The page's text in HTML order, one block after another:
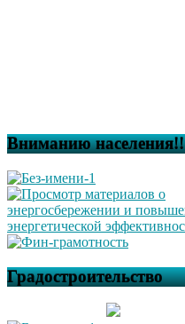
Вниманию населения!!
Градостроительство